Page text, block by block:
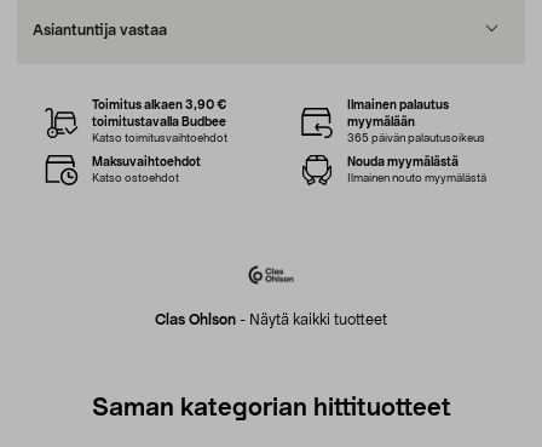
Asiantuntija vastaa
Clas Ohlson - Näytä kaikki tuotteet
Toimitus alkaen 3,90 €
toimitustavalla Budbee
Katso toimitusvaihtoehdot
Ilmainen palautus
myymälään
365 päivän palautusoikeus
Maksuvaihtoehdot
Katso ostoehdot
Nouda myymälästä
Ilmainen nouto myymälästä
Saman kategorian hittituotteet